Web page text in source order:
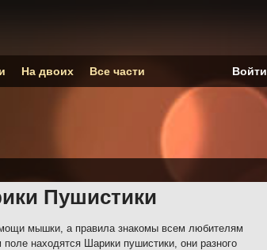
Пушистики
мышки, а правила знакомы всем любителям
находятся Шарики пушистики, они разного
На двоих Все части Войти